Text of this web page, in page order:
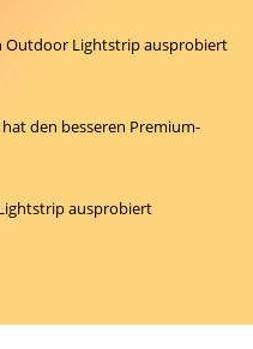
Outdoor Lightstrip ausprobiert
den besseren Premium-
ausprobiert